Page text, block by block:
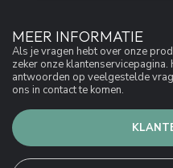
MEER INFORMATIE
Als je vragen hebt over onze
zeker onze
antwoorden op veelgestelde
ons in contact te komen.